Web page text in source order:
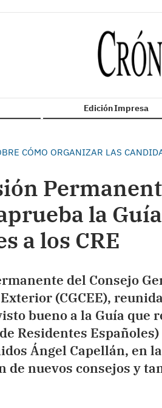
Edición Impresa
CÓMO ORGANIZAR LAS
la
a los CRE
del Consejo
(CGCEE),
bueno a la Guía que
Residentes
Ángel Capellán, en
de nuevos consejos y